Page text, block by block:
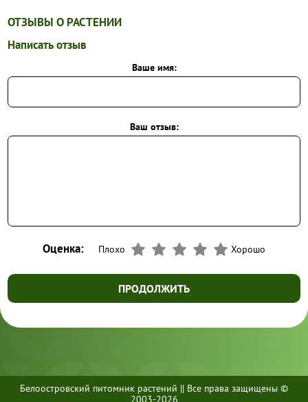
ОТЗЫВЫ О РАСТЕНИИ
Написать отзыв
Ваше имя:
Ваш отзыв:
Оценка: Плохо Хорошо
ПРОДОЛЖИТЬ
+7 (812) 437-70-70
Белоостровский питомник растений || Все права защищены ©
2003-2026